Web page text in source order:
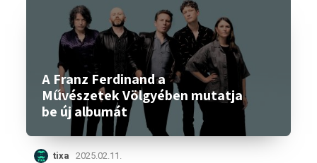
A Franz Ferdinand a
Művészetek Völgyében mutatja
be új albumát
tixa 2025.02.11.